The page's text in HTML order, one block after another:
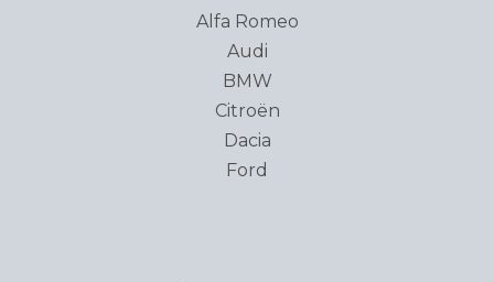
Alfa Romeo
Audi
BMW
Citroën
Dacia
Ford